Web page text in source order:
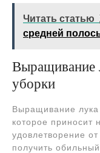
Читать статью
средней
Выращивание
уборки
Выращивание лука
которое приносит
удовлетворение
получить